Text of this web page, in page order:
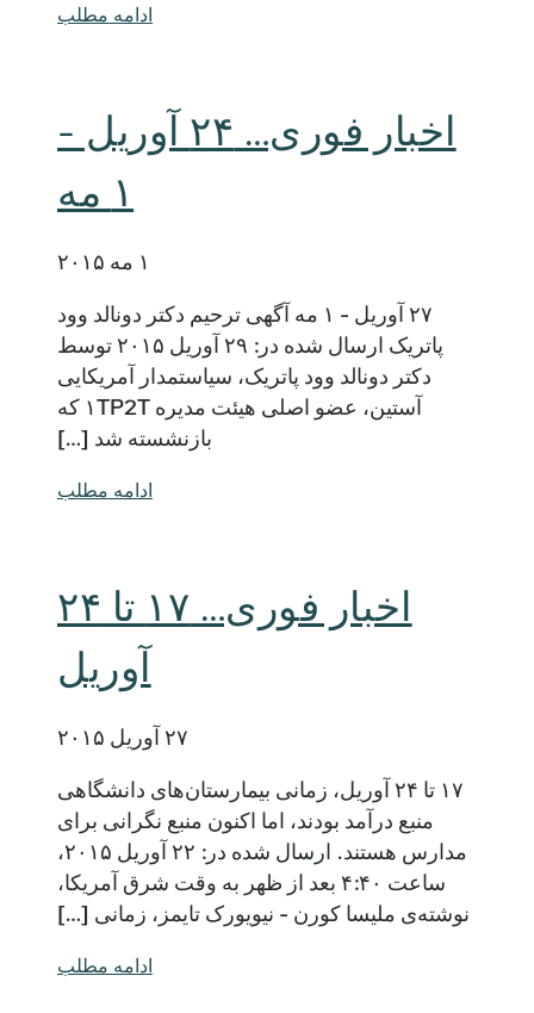
ادامه مطلب
اخبار فوری… ۲۴ آوریل -
۱ مه
۱ مه ۲۰۱۵
۲۷ آوریل - ۱ مه آگهی ترحیم دکتر دونالد وود
پاتریک ارسال شده در: ۲۹ آوریل ۲۰۱۵ توسط
دکتر دونالد وود پاتریک، سیاستمدار آمریکایی
آستین، عضو اصلی هیئت مدیره ۱TP2T که
بازنشسته شد […]
ادامه مطلب
اخبار فوری… ۱۷ تا ۲۴
آوریل
۲۷ آوریل ۲۰۱۵
۱۷ تا ۲۴ آوریل، زمانی بیمارستان‌های دانشگاهی
منبع درآمد بودند، اما اکنون منبع نگرانی برای
مدارس هستند. ارسال شده در: ۲۲ آوریل ۲۰۱۵،
ساعت ۴:۴۰ بعد از ظهر به وقت شرق آمریکا،
نوشته‌ی ملیسا کورن - نیویورک تایمز، زمانی […]
ادامه مطلب